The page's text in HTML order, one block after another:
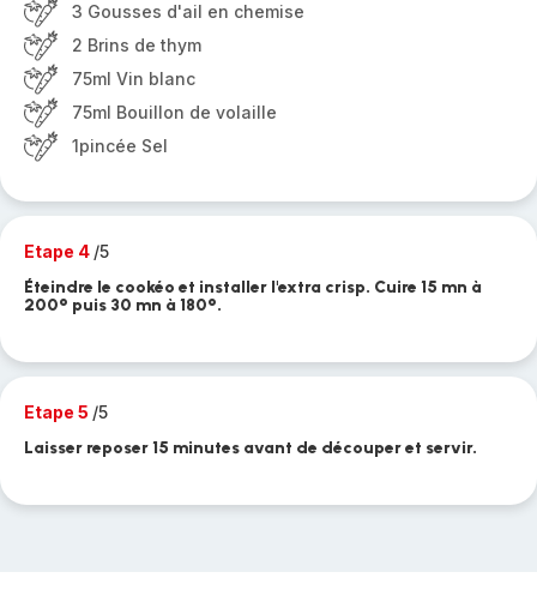
3 Gousses d'ail en chemise
2 Brins de thym
75ml Vin blanc
75ml Bouillon de volaille
1pincée Sel
Etape 4 /5
Éteindre le cookéo et installer l'extra crisp. Cuire 15 mn à
200° puis 30 mn à 180°.
Etape 5 /5
Laisser reposer 15 minutes avant de découper et servir.